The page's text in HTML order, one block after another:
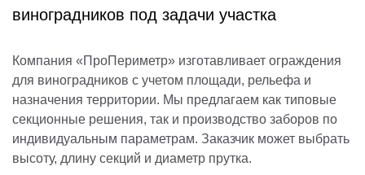
виноградников под задачи участка
Компания «ПроПериметр» изготавливает ограждения
для виноградников с учетом площади, рельефа и
назначения территории. Мы предлагаем как типовые
секционные решения, так и производство заборов по
индивидуальным параметрам. Заказчик может выбрать
высоту, длину секций и диаметр прутка.